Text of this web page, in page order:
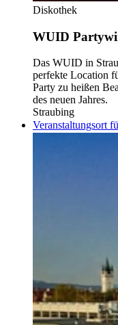
Diskothek
WUID
Das WUID in
perfekte Location
Party zu heißen
des neuen Jahres.
Straubing
Veranstaltungsort